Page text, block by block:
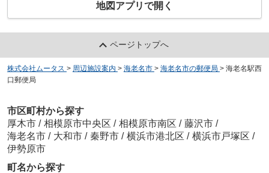
地図アプリで開く
ページトップへ
株式会社ムータス > 周辺施設案内 > 海老名市 > 海老名市の郵便局 > 海老名駅西
口郵便局
市区町村から探す
厚木市 / 相模原市中央区 / 相模原市南区 / 藤沢市 /
海老名市 / 大和市 / 秦野市 / 横浜市港北区 / 横浜市戸塚区 /
伊勢原市
町名から探す